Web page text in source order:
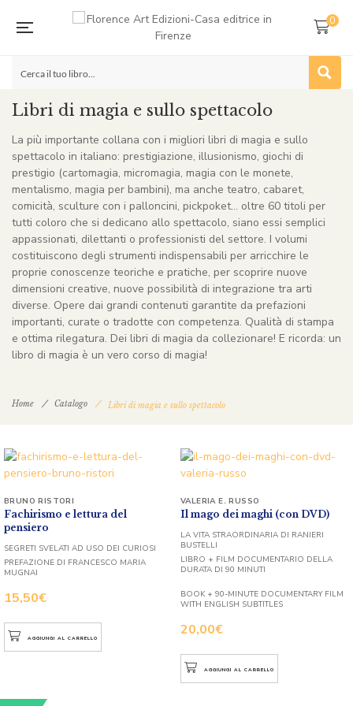
0
Libri di magia e sullo spettacolo
La più importante collana con i migliori libri di magia e sullo
spettacolo in italiano: prestigiazione, illusionismo, giochi di
prestigio (cartomagia, micromagia, magia con le monete,
mentalismo, magia per bambini), ma anche teatro, cabaret,
comicità, sculture con i palloncini, pickpoket… oltre 60 titoli per
tutti coloro che si dedicano allo spettacolo, siano essi semplici
appassionati, dilettanti o professionisti del settore. I volumi
costituiscono degli strumenti indispensabili per arricchire le
proprie conoscenze teoriche e pratiche, per scoprire nuove
dimensioni creative, nuove possibilità di integrazione tra arti
diverse. Opere dai grandi contenuti garantite da prefazioni
importanti, curate o tradotte con competenza. Qualità di stampa
e ottima rilegatura. Dei libri di magia da collezionare! E ricorda: un
libro di magia è un vero corso di magia!
Home Catalogo Libri di magia e sullo spettacolo
Fachirismo e lettura del
pensiero
15,50€
BRUNO RISTORI
SEGRETI SVELATI AD USO DEI CURIOSI
PREFAZIONE DI FRANCESCO MARIA
MUGNAI
AGGIUNGI AL CARRELLO
Il mago dei maghi (con DVD)
20,00€
VALERIA E. RUSSO
LA VITA STRAORDINARIA DI RANIERI
BUSTELLI
LIBRO + FILM DOCUMENTARIO DELLA
DURATA DI 90 MINUTI
BOOK + 90-MINUTE DOCUMENTARY FILM
WITH ENGLISH SUBTITLES
AGGIUNGI AL CARRELLO